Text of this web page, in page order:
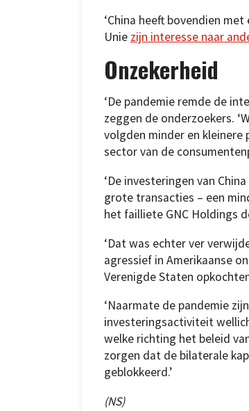
‘China heeft bovendien
Unie zijn interesse naar
Onzekerheid
‘De pandemie remde de
zeggen de onderzoekers.
volgden minder en
sector van de
‘De investeringen van
grote transacties – een
het failliete GNC Holdings
‘Dat was echter ver
agressief in Amerikaanse
Verenigde Staten
‘Naarmate de pandemie
investeringsactiviteit
welke richting het beleid
zorgen dat de bilaterale
geblokkeerd.’
(NS)